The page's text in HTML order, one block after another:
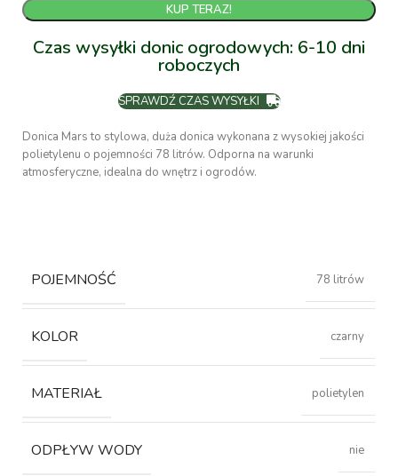
KUP TERAZ!
Czas wysyłki donic ogrodowych: 6-10 dni
roboczych
SPRAWDŹ CZAS WYSYŁKI
Donica Mars to stylowa, duża donica wykonana z wysokiej jakości
polietylenu o pojemności 78 litrów. Odporna na warunki
atmosferyczne, idealna do wnętrz i ogrodów.
POJEMNOŚĆ 78 litrów
KOLOR czarny
MATERIAŁ polietylen
ODPŁYW WODY nie